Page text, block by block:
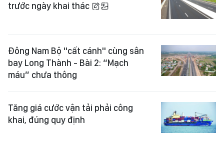
trước ngày khai thác
Đông Nam Bộ "cất cánh" cùng sân
bay Long Thành - Bài 2: “Mạch
máu” chưa thông
Tăng giá cước vận tải phải công
khai, đúng quy định